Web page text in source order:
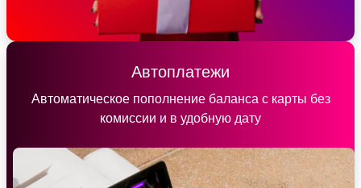
Автоплатежи
Автоматическое пополнение баланса с карты без
комиссии и в удобную дату